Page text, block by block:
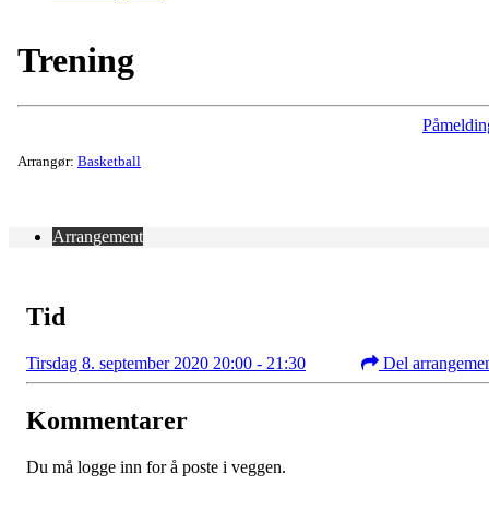
Trening
Arrangør: Basketball
Arrangement
Tid
Tirsdag 8. september 2020 20:00 - 21:30 Del
Kommentarer
Du må logge inn for å poste i veggen.